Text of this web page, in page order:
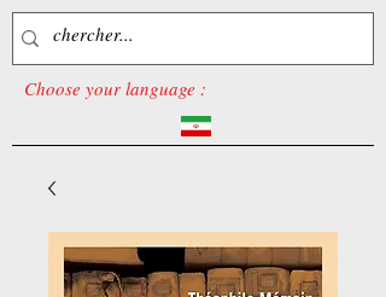
Choose your language :